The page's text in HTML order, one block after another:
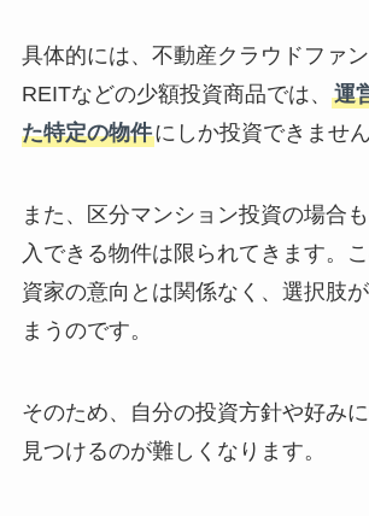
具体的には、不動産クラウドファ
REITなどの少額投資商品では、 運
た特定の物件にしか投資できません
また、区分マンション投資の場合
入できる物件は限られてきます。
資家の意向とは関係なく、選択肢
まうのです。
そのため、自分の投資方針や好み
見つけるのが難しくなります。